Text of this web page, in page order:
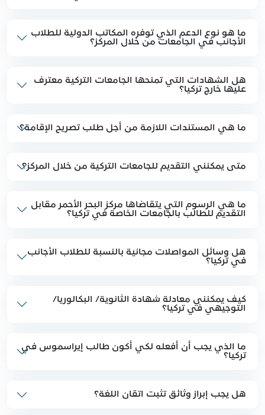
ما هو نوع الدعم الذي توفره المكاتب الدولية للطلاب
الأجانب في الجامعات من خلال المركز؟
هل الشهادات التي تمنحها الجامعات التركية معترف
عليها خارج تركيا؟
ما هي المستندات اللازمة من أجل طلب تصريح الإقامة؟
متى يمكنني التقديم للجامعات التركية من خلال المركز؟
ما هي الرسوم التي يتقاضاها مركز البحر الأحمر مقابل
التقديم للطالب بالجامعات الخاصة في تركيا؟
هل وسائل المواصلات مجانية بالنسبة للطلاب الأجانب
في تركيا؟
كيف يمكنني معادلة شهادة الثانوية/ البكالوريا/
التوجيهي في تركيا؟
ما الذي يجب أن أفعله لكي أكون طالب إيراسموس في
تركيا؟
هل يجب إبراز وثائق تثبت اتقان اللغة؟